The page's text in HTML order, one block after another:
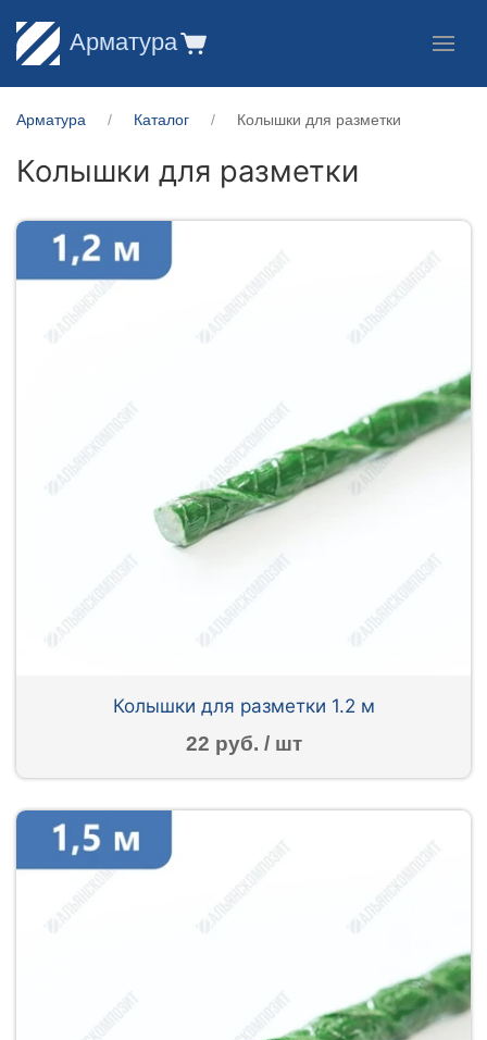
Арматура
Арматура Каталог Колышки для разметки
Колышки для разметки
Колышки для разметки 1.2 м
22 руб. / шт